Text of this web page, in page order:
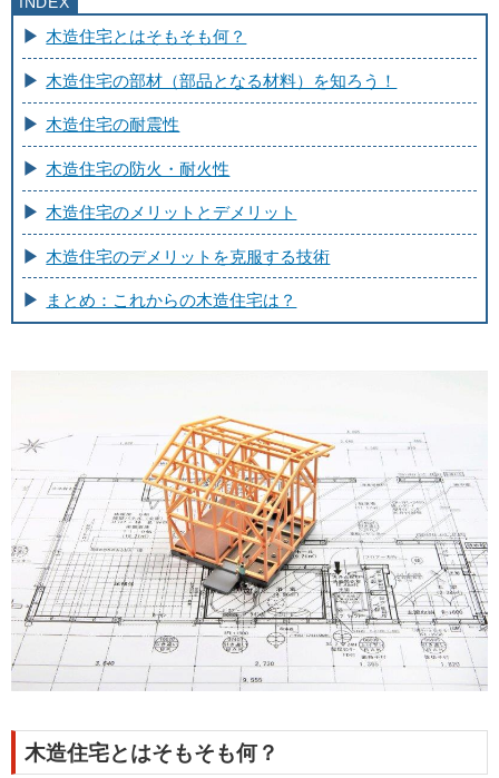
木造住宅とはそもそも何？
木造住宅の部材（部品となる材料）を知ろう！
木造住宅の耐震性
木造住宅の防火・耐火性
木造住宅のメリットとデメリット
木造住宅のデメリットを克服する技術
まとめ：これからの木造住宅は？
木造住宅とはそもそも何？